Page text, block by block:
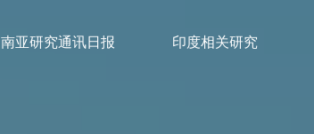
南亚研究通讯日报 印度相关研究